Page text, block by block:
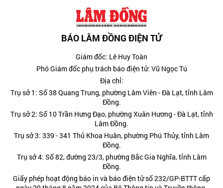
BÁO LÂM ĐỒNG ĐIỆN TỬ
Giám đốc: Lê Huy Toàn
Phó Giám đốc phụ trách báo điện tử: Vũ Ngọc Tú
Địa chỉ:
Trụ sở 1: Số 38 Quang Trung, phường Lâm Viên - Đà Lạt, tỉnh Lâm
Đồng.
Trụ sở 2: Số 10 Trần Hưng Đạo, phường Xuân Hương - Đà Lạt, tỉnh
Lâm Đồng.
Trụ sở 3: 339 - 341 Thủ Khoa Huân, phường Phú Thủy, tỉnh Lâm
Đồng.
Trụ sở 4: Số 82, đường 23/3, phường Bắc Gia Nghĩa, tỉnh Lâm
Đồng.
Giấy phép hoạt động báo in và báo điện tử số 232/GP-BTTT cấp